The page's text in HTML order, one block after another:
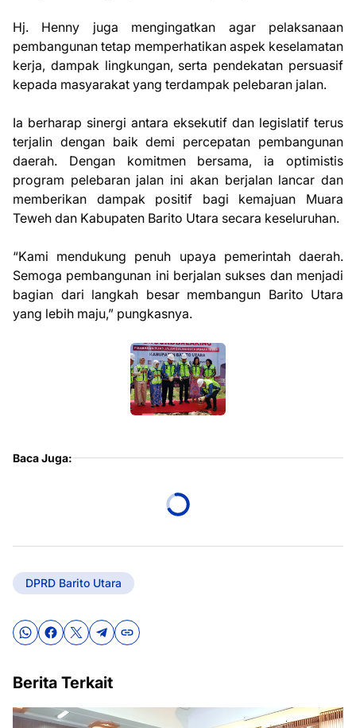
Hj. Henny juga mengingatkan agar pelaksanaan
pembangunan tetap memperhatikan aspek keselamatan
kerja, dampak lingkungan, serta pendekatan persuasif
kepada masyarakat yang terdampak pelebaran jalan.
Ia berharap sinergi antara eksekutif dan legislatif terus
terjalin dengan baik demi percepatan pembangunan
daerah. Dengan komitmen bersama, ia optimistis
program pelebaran jalan ini akan berjalan lancar dan
memberikan dampak positif bagi kemajuan Muara
Teweh dan Kabupaten Barito Utara secara keseluruhan.
“Kami mendukung penuh upaya pemerintah daerah.
Semoga pembangunan ini berjalan sukses dan menjadi
bagian dari langkah besar membangun Barito Utara
yang lebih maju,” pungkasnya.
Baca Juga:
DPRD Barito Utara
Berita Terkait